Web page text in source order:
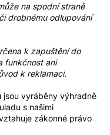
na spodní straně
drobnému odlupování
k zapuštění do
funkčnost ani
k reklamaci.
vyráběny výhradně
s našimi
zákonné právo